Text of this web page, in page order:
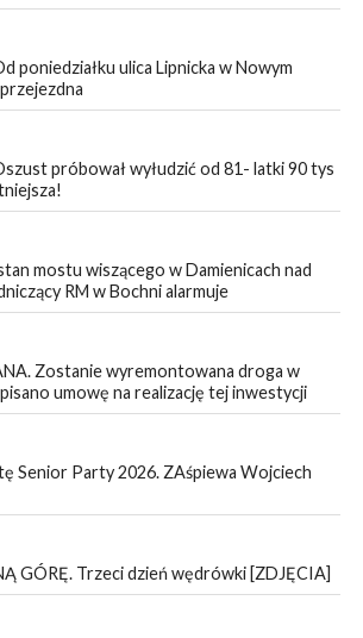
poniedziałku ulica Lipnicka w Nowym
próbował wyłudzić od 81- latki 90 tys
mostu wiszącego w Damienicach nad
RM w Bochni alarmuje
Zostanie wyremontowana droga w
umowę na realizację tej inwestycji
Senior Party 2026. ZAśpiewa Wojciech
GÓRĘ. Trzeci dzień wędrówki [ZDJĘCIA]